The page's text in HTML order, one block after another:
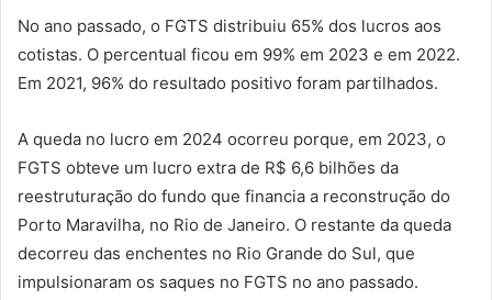
No ano passado, o FGTS distribuiu 65% dos lucros aos
cotistas. O percentual ficou em 99% em 2023 e em 2022.
Em 2021, 96% do resultado positivo foram partilhados.
A queda no lucro em 2024 ocorreu porque, em 2023, o
FGTS obteve um lucro extra de R$ 6,6 bilhões da
reestruturação do fundo que financia a reconstrução do
Porto Maravilha, no Rio de Janeiro. O restante da queda
decorreu das enchentes no Rio Grande do Sul, que
impulsionaram os saques no FGTS no ano passado.